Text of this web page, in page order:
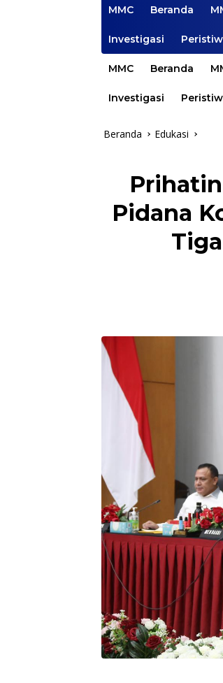
MMC Beranda
Investigasi
MMC Beranda
Investigasi
Beranda Edukasi
Pidana